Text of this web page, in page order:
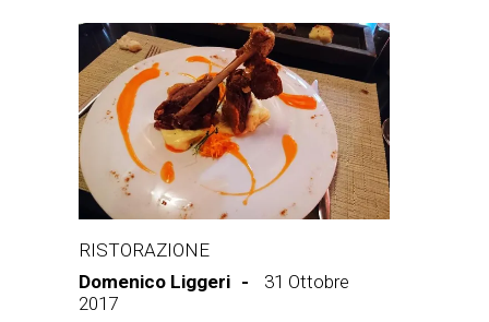
RISTORAZIONE
Domenico Liggeri
31 Ottobre
2017